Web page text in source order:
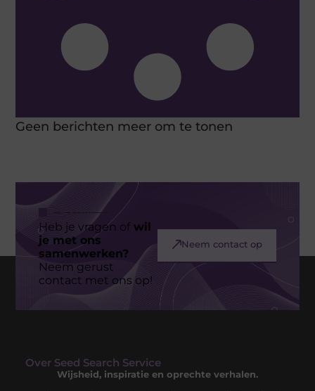
Geen berichten meer om te tonen
Heb je vragen ofwil
je met ons
samenwerken?
Neem gerust
contact met ons op!
Neem contact op
Over Seed Search Service
Wijsheid, inspiratie en oprechte verhalen.